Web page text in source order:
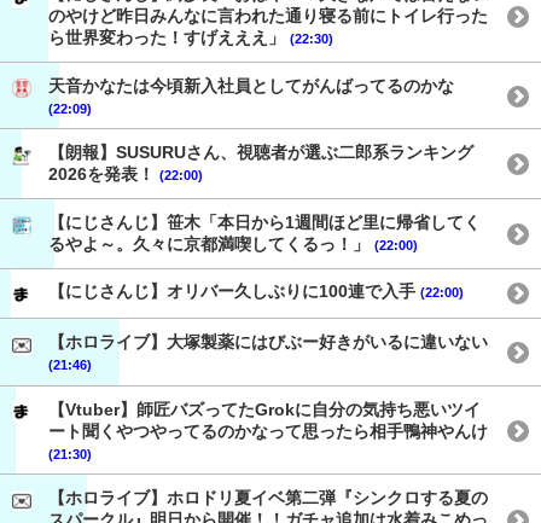
のやけど昨日みんなに言われた通り寝る前にトイレ行った
ら世界変わった！すげえええ」
(22:30)
天音かなたは今頃新入社員としてがんばってるのかな
(22:09)
【朗報】SUSURUさん、視聴者が選ぶ二郎系ランキング
2026を発表！
(22:00)
【にじさんじ】笹木「本日から1週間ほど里に帰省してく
るやよ～。久々に京都満喫してくるっ！」
(22:00)
【にじさんじ】オリバー久しぶりに100連で入手 (22:00)
【ホロライブ】大塚製薬にはびぶー好きがいるに違いない
(21:46)
【Vtuber】師匠バズってたGrokに自分の気持ち悪いツイ
ート聞くやつやってるのかなって思ったら相手鴨神やんけ
(21:30)
【ホロライブ】ホロドリ夏イベ第二弾『シンクロする夏の